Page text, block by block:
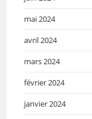
mai 2024
avril 2024
mars 2024
février 2024
janvier 2024